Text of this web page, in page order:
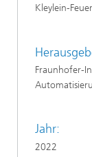
Kleylein-
Fraunhofer-
Jahr:
2022